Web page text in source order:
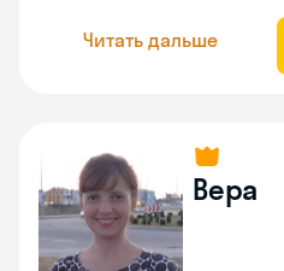
Читать дальше
Вера